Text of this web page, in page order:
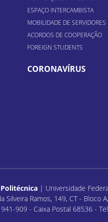
ESPAÇO INTERCAMBISTA
MOBILIDADE DE SERVIDORES
ACORDOS DE COOPERAÇÃO
FOREIGN STUDENTS
CORONAVÍRUS
| Universidade
Silveira Ramos, 149, CT - Bloco
909 - Caixa Postal 68536 -